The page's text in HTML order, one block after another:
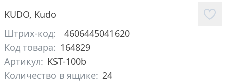
KUDO, Kudo
Штрих-код:
4606445041620
Код товара: 164829
Артикул: KST-100b
Количество в ящике: 24